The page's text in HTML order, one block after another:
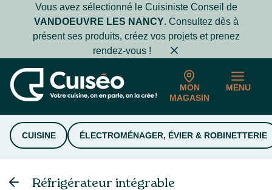
Vous avez sélectionné le Cuisiniste Conseil de
VANDOEUVRE LES NANCY. Consultez dès à
présent ses produits, créez vos projets et prenez
rendez-vous !
MON
MAGASIN
MENU
CUISINE ÉLECTROMÉNAGER, ÉVIER & ROBINETTERIE
Réfrigérateur intégrable